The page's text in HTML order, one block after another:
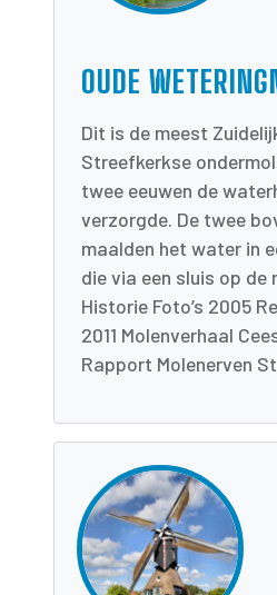
OUDE
Dit is de meest
Streefkerkse
twee eeuwen de
verzorgde. De twee
maalden het water in
die via een sluis op de
Historie Foto’s 2005
2011 Molenverhaal
Rapport Molenerven